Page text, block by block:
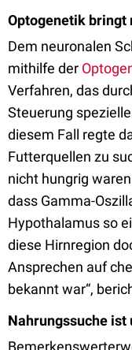
Optogenetik bringt
Dem neuronalen
mithilfe der
Verfahren, das
Steuerung
diesem Fall regte
Futterquellen zu
nicht hungrig
dass Gamma-
Hypothalamus so
diese Hirnregion
Ansprechen auf
bekannt war“,
Nahrungssuche ist